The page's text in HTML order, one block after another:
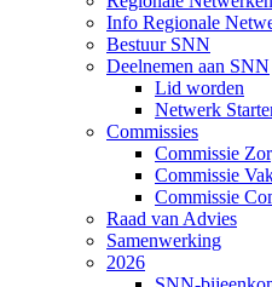
Info Regionale
Bestuur SNN
Deelnemen aan SNN
Lid worden
Netwerk
Commissies
Commissie
Commissie
Commissie
Raad van Advies
Samenwerking
2026